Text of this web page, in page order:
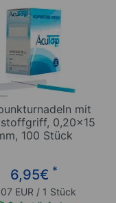
mit
0,20x15
100 Stück
6,95€ *
EUR / 1 Stück